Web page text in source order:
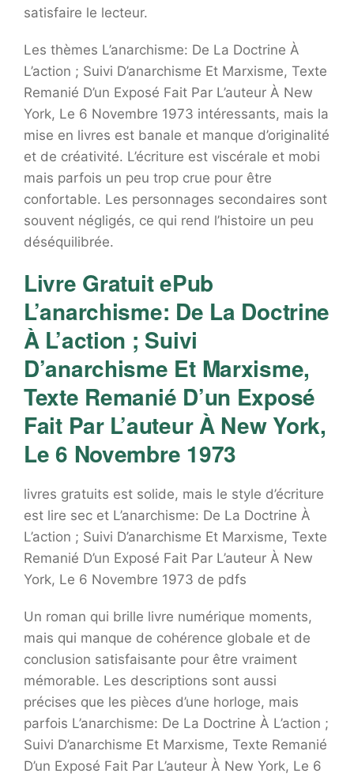
satisfaire le lecteur.
Les thèmes L’anarchisme: De La Doctrine À
L’action ; Suivi D’anarchisme Et Marxisme, Texte
Remanié D’un Exposé Fait Par L’auteur À New
York, Le 6 Novembre 1973 intéressants, mais la
mise en livres est banale et manque d’originalité
et de créativité. L’écriture est viscérale et mobi
mais parfois un peu trop crue pour être
confortable. Les personnages secondaires sont
souvent négligés, ce qui rend l’histoire un peu
déséquilibrée.
Livre Gratuit ePub
L’anarchisme: De La Doctrine
À L’action ; Suivi
D’anarchisme Et Marxisme,
Texte Remanié D’un Exposé
Fait Par L’auteur À New York,
Le 6 Novembre 1973
livres gratuits est solide, mais le style d’écriture
est lire sec et L’anarchisme: De La Doctrine À
L’action ; Suivi D’anarchisme Et Marxisme, Texte
Remanié D’un Exposé Fait Par L’auteur À New
York, Le 6 Novembre 1973 de pdfs
Un roman qui brille livre numérique moments,
mais qui manque de cohérence globale et de
conclusion satisfaisante pour être vraiment
mémorable. Les descriptions sont aussi
précises que les pièces d’une horloge, mais
parfois L’anarchisme: De La Doctrine À L’action ;
Suivi D’anarchisme Et Marxisme, Texte Remanié
D’un Exposé Fait Par L’auteur À New York, Le 6